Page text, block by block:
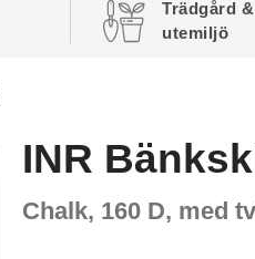
Trädgård &
utemiljö
INR
Chalk, 160 D, med